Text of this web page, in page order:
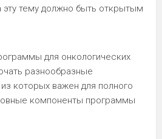
тему должно быть открытым
для онкологических
разнообразные
которых важен для полного
компоненты программы